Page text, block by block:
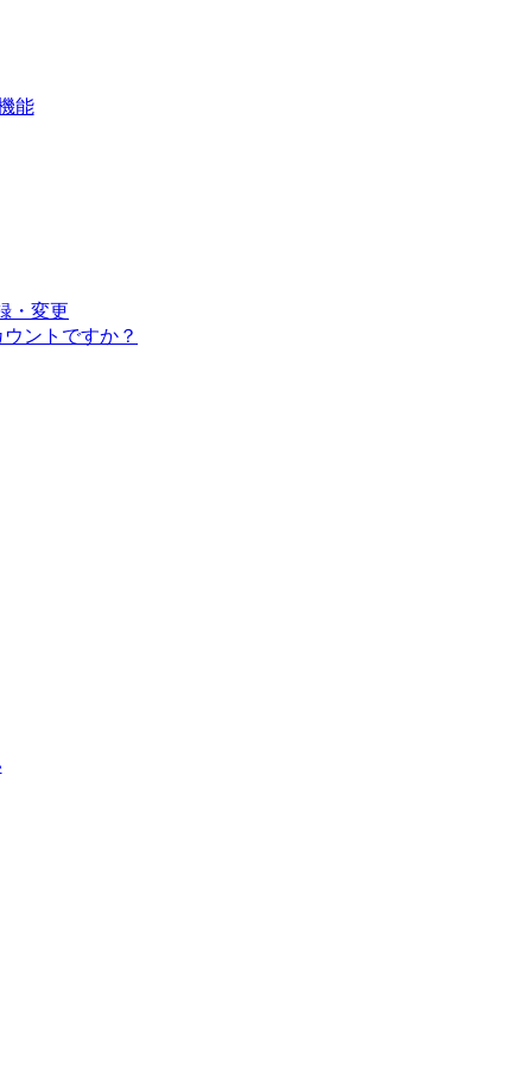
能
・変更
ントですか？